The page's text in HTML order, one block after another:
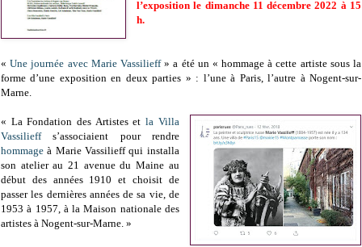
l’exposition le dimanche 11 décembre 2022 à 15
h.
«Une journée avec Marie Vassilieff» a été un « hommage à cette artiste sous la
forme d’une exposition en deux parties » : l’une à Paris, l’autre à Nogent-sur-
Marne.
« La Fondation des Artistes etla Villa
Vassilieffs’associaient pour rendre
hommage à Marie Vassilieff qui installa
son atelier au 21 avenue du Maine au
début des années 1910 et choisit de
passer les dernières années de sa vie, de
1953 à 1957, à la Maison nationale des
artistes à Nogent‑sur‑Marne. »